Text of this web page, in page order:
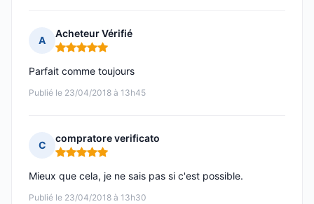
A
Acheteur Vérifié
Note : 5 sur 5
Publié le 23/04/2018 à 13h45
Parfait comme toujours
C
compratore verificato
Note : 5 sur 5
Publié le 23/04/2018 à 13h30
Mieux que cela, je ne sais pas si c'est possible.